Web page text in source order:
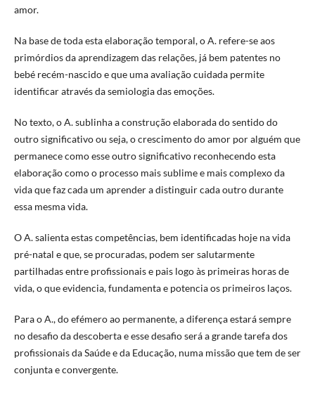
amor.
Na base de toda esta elaboração temporal, o A. refere-se aos
primórdios da aprendizagem das relações, já bem patentes no
bebé recém-nascido e que uma avaliação cuidada permite
identificar através da semiologia das emoções.
No texto, o A. sublinha a construção elaborada do sentido do
outro significativo ou seja, o crescimento do amor por alguém que
permanece como esse outro significativo reconhecendo esta
elaboração como o processo mais sublime e mais complexo da
vida que faz cada um aprender a distinguir cada outro durante
essa mesma vida.
O A. salienta estas competências, bem identificadas hoje na vida
pré-natal e que, se procuradas, podem ser salutarmente
partilhadas entre profissionais e pais logo às primeiras horas de
vida, o que evidencia, fundamenta e potencia os primeiros laços.
Para o A., do efémero ao permanente, a diferença estará sempre
no desafio da descoberta e esse desafio será a grande tarefa dos
profissionais da Saúde e da Educação, numa missão que tem de ser
conjunta e convergente.